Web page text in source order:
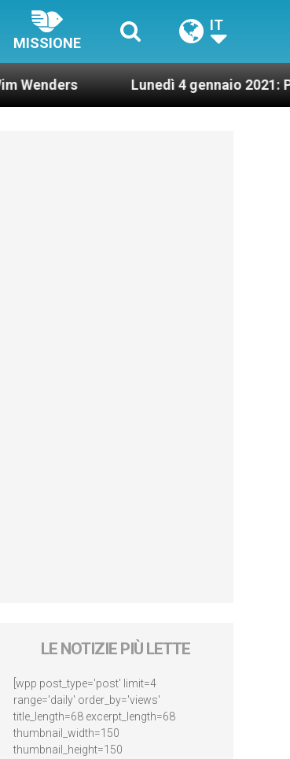
MISSIONE
IT
Lunedì 4 gennaio 2021: Possesso
LE NOTIZIE PIÙ LETTE
[wpp post_type='post' limit=4
range='daily' order_by='views'
title_length=68 excerpt_length=68
thumbnail_width=150
thumbnail_height=150